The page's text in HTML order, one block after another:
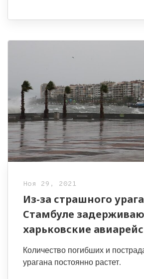
Ноя 29, 2021
Из-за страшного
Стамбуле
харьковские
Количество погибших и
урагана постоянно растет.